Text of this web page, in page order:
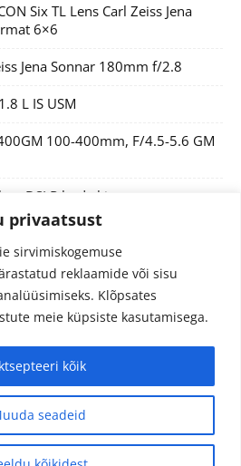
privaatsust
sirvimiskogemuse
reklaamide või sisu
Klõpsates
meie küpsiste kasutamisega.
seadeid
kõik
Six TL Lens Carl Zeiss Jena
6×6
Jena Sonnar 180mm f/2.8
L IS USM
100-400mm, F/4.5-5.6 GM
DSLR body kit
Fotojutud OÜ
14827097
ja andmekaitse